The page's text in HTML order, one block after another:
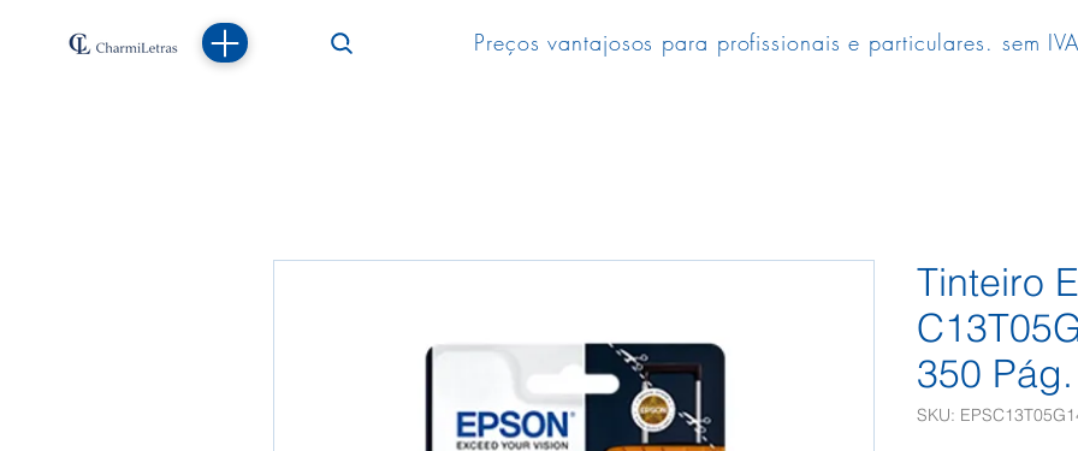
Preços vantajosos para profissionais e particulares. sem
Tinteiro
350 Pág.
SKU: